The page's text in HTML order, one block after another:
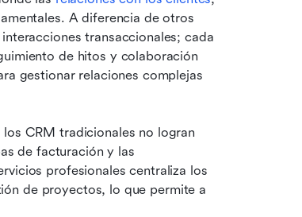
A diferencia de otros
transaccionales; cada
de hitos y colaboración
gestionar relaciones complejas
CRM tradicionales no logran
de facturación y las
de proyectos, lo que permite a